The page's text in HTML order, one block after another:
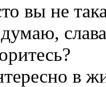
вы не
в